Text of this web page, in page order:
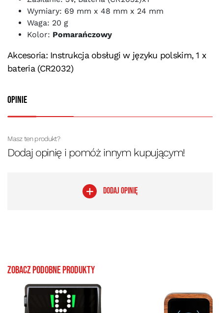
Opinie
Masz ten produkt?
Dodaj opinię i pomóż innym kupującym!
DODAJ OPINIĘ
Wymiary: 69 mm x 48 mm x 24 mm
Waga: 20 g
Kolor: Pomarańczowy
Akcesoria: Instrukcja obsługi w języku polskim, 1 x
bateria (CR2032)
Zobacz podobne produkty